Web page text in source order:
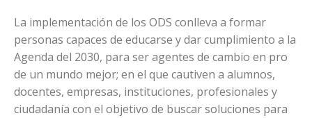
La implementación de los ODS conlleva a formar
personas capaces de educarse y dar cumplimiento a la
Agenda del 2030, para ser agentes de cambio en pro
de un mundo mejor; en el que cautiven a alumnos,
docentes, empresas, instituciones, profesionales y
ciudadanía con el objetivo de buscar soluciones para